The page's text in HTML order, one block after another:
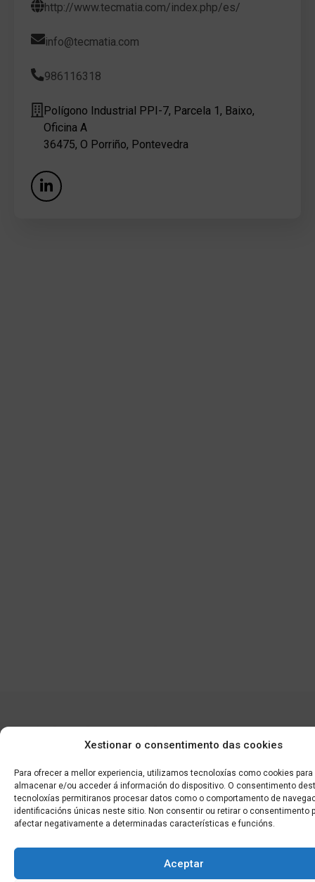
Xestionar o consentimento das cookies
Para ofrecer a mellor experiencia, utilizamos tecnoloxías como cookies para
almacenar e/ou acceder á información do dispositivo. O consentimento
tecnoloxías permitiranos procesar datos como o comportamento de
identificacións únicas neste sitio. Non consentir ou retirar o consentimento
afectar negativamente a determinadas características e funcións.
Aceptar
http://www.tecmatia.com/index.php/es/
info@tecmatia.com
986116318
Polígono Industrial PPI-7, Parcela 1, Baixo,
Oficina A
36475, O Porriño, Pontevedra
Edificio CEM (Centro de Emprendemento) - Cidade da
Cultura
15707 Gaias - Santiago de Compostela
Horario de oficina:
[L-X] 8:30h - 14:30h | 15:00h - 17:00h
[V] 8:00h - 15:00h